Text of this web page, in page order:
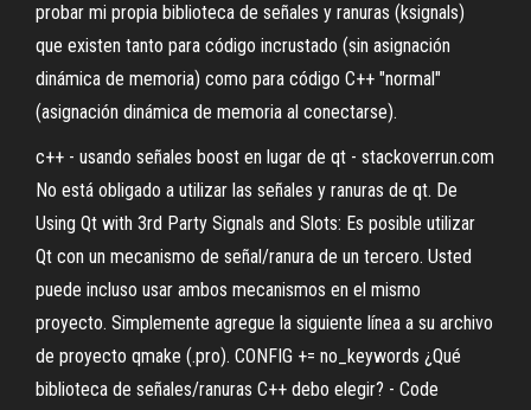
probar mi propia biblioteca de señales y ranuras (ksignals)
que existen tanto para código incrustado (sin asignación
dinámica de memoria) como para código C++ "normal"
(asignación dinámica de memoria al conectarse).
c++ - usando señales boost en lugar de qt - stackoverrun.com
No está obligado a utilizar las señales y ranuras de qt. De
Using Qt with 3rd Party Signals and Slots: Es posible utilizar
Qt con un mecanismo de señal/ranura de un tercero. Usted
puede incluso usar ambos mecanismos en el mismo
proyecto. Simplemente agregue la siguiente línea a su archivo
de proyecto qmake (.pro). CONFIG += no_keywords ¿Qué
biblioteca de señales/ranuras C++ debo elegir? - Code